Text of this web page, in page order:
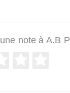
note à A.B